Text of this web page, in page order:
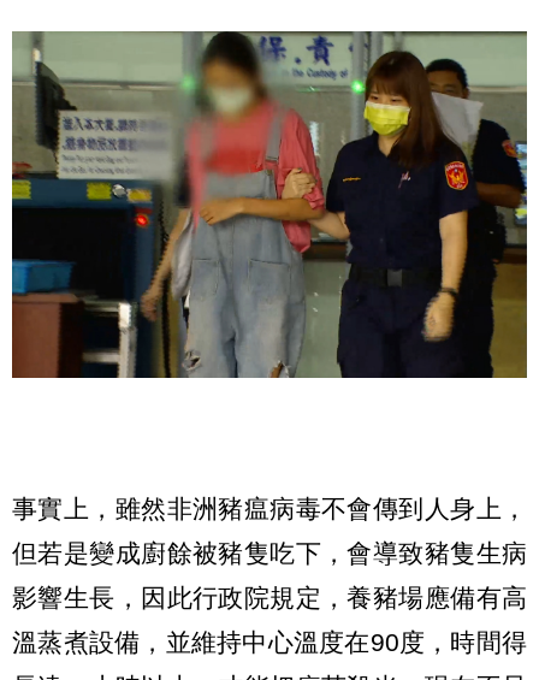
事實上，雖然非洲豬瘟病毒不會傳到人身上，
但若是變成廚餘被豬隻吃下，會導致豬隻生病
影響生長，因此行政院規定，養豬場應備有高
溫蒸煮設備，並維持中心溫度在90度，時間得